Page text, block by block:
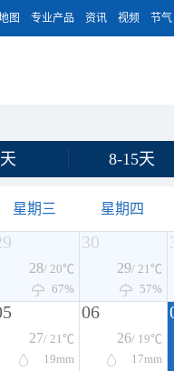
图 专业产品 资讯 视频 节气
8-15天
星期三 星期四
28/ 20℃
67%
30
29/ 21℃
57%
27/ 21℃
19mm
06
26/ 19℃
17mm